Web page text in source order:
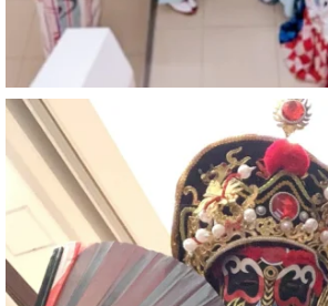
#マイントピア別子
#泉寿亭
#有形文化財
#四国
#愛媛観光
#旅行
#旅行動画
#一人旅
#観光スポット
#Travel
#ehime
#旅行好きと繋がりたい